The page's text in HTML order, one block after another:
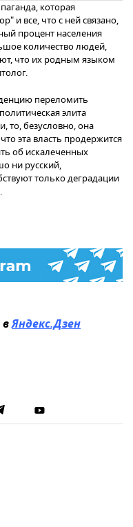
которая
и все, что с ней связано,
процент населения
количество людей,
что их родным языком
переломить
элита
то, безусловно, она
эта власть продержится
об искалеченных
ни русский,
только деградации
вЯндекс.Дзен